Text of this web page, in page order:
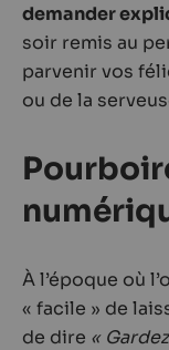
demander
soir remis au
parvenir vos
ou de la
À l’époque où
« facile » de
de dire «